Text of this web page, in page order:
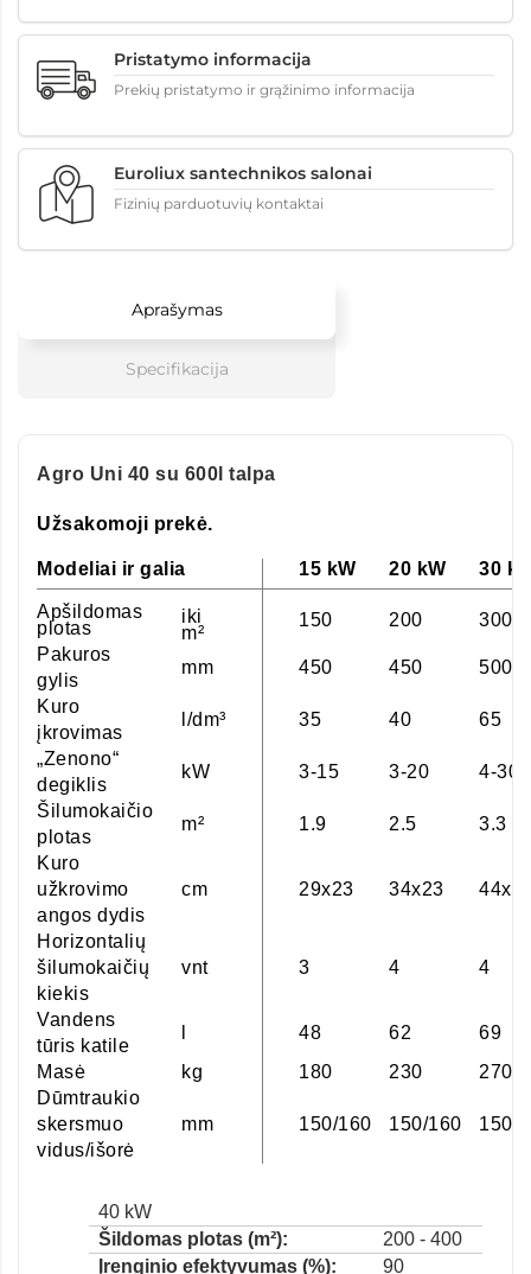
Pristatymo informacija
Prekių pristatymo ir grąžinimo informacija
Euroliux santechnikos salonai
Fizinių parduotuvių kontaktai
Aprašymas
Specifikacija
Agro Uni 40 su 600l talpa
Užsakomoji prekė.
Modeliai ir galia 15 kW 20 kW 30
Apšildomas
plotas
iki
m²
150 200
300
Pakuros
gylis
mm 450 450
500
Kuro
įkrovimas
l/dm³ 35 40
65
„Zenono“
degiklis
kW 3-15 3-20
4-30
Šilumokaičio
plotas
m² 1.9 2.5
3.3
Kuro
užkrovimo
angos dydis
cm 29x23 34x23
Horizontalių
šilumokaičių
kiekis
vnt 3 4 4
Vandens
tūris katile
48 62
69
Masė
kg 180 230
270
Dūmtraukio
skersmuo
vidus/išorė
mm 150/160 150/160 150/
40 kW
Šildomas plotas (m²):
200 - 400
Įrenginio efektyvumas (%):
90